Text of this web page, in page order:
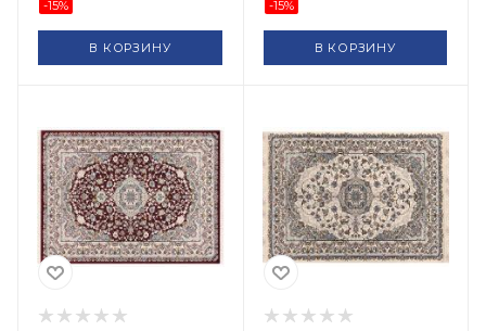
-15%
В КОРЗИНУ
-15%
В КОРЗИНУ